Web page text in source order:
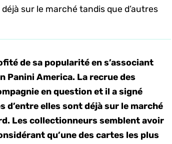
sur le marché tandis que d’autres
de sa popularité en s’associant
Panini America. La recrue des
en question et il a signé
elles sont déjà sur le marché
Les collectionneurs semblent avoir
qu’une des cartes les plus